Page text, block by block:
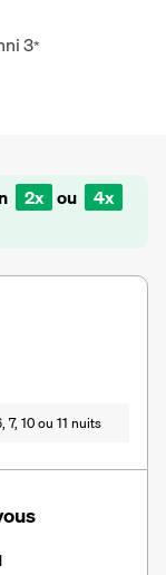
3*
2x ou 4x
7, 10 ou 11 nuits